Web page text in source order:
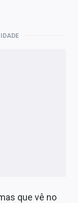
que vê no